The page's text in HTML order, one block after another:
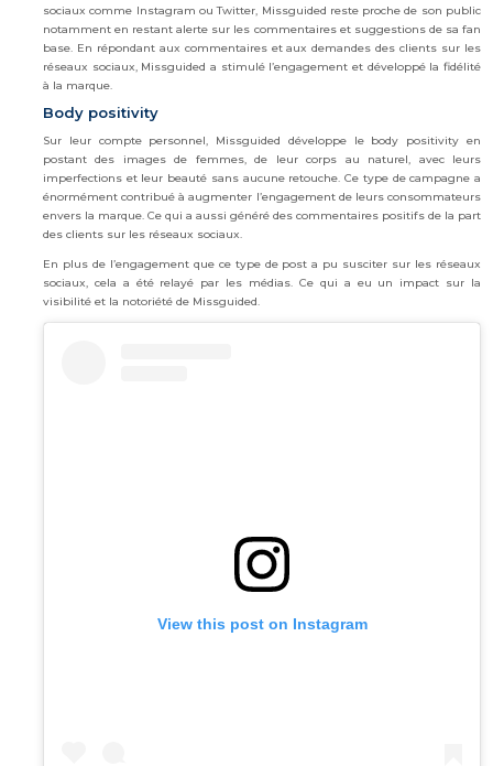
sociaux comme Instagram ou Twitter, Missguided reste proche de son public
notamment en restant alerte sur les commentaires et suggestions de sa fan
base. En répondant aux commentaires et aux demandes des clients sur les
réseaux sociaux, Missguided a stimulé l’engagement et développé la fidélité
à la marque.
Body positivity
Sur leur compte personnel, Missguided développe le body positivity en
postant des images de femmes, de leur corps au naturel, avec leurs
imperfections et leur beauté sans aucune retouche. Ce type de campagne a
énormément contribué à augmenter l’engagement de leurs consommateurs
envers la marque. Ce qui a aussi généré des commentaires positifs de la part
des clients sur les réseaux sociaux.
En plus de l’engagement que ce type de post a pu susciter sur les réseaux
sociaux, cela a été relayé par les médias. Ce qui a eu un impact sur la
visibilité et la notoriété de Missguided.
View this post on Instagram